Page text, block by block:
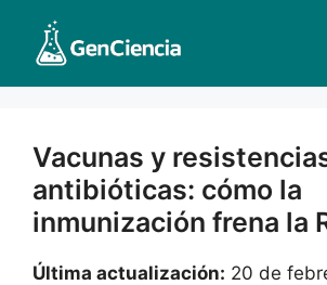
contenido
Vacunas y
antibióticas: cómo la
inmunización frena la
Última actualización: 20 de